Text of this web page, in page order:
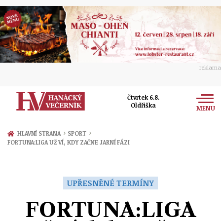
reklama
Čtvrtek 6.8.
Oldřiška
MENU
Zprávy
Přerov
Ekonomika
Ženy
Sport
HLAVNÍ STRANA › SPORT ›
FORTUNA:LIGA UŽ VÍ, KDY ZAČNE JARNÍ FÁZI
UPŘESNĚNÉ TERMÍNY
FORTUNA:LIGA